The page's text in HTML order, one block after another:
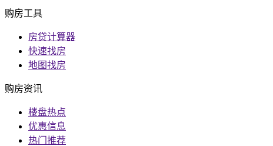
购房工具
房贷计算器
快速找房
地图找房
购房资讯
楼盘热点
优惠信息
热门推荐